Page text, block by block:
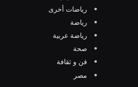
رياضات أخرى
رياضة
رياضة عربية
صحة
فن و ثقافة
مصر